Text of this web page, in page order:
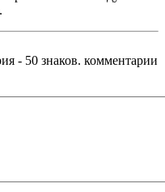
- 50 знаков. комментарии